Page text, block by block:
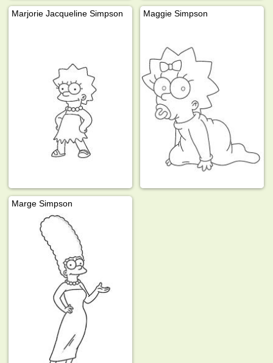
Marjorie Jacqueline Simpson Maggie Simpson
Marge Simpson